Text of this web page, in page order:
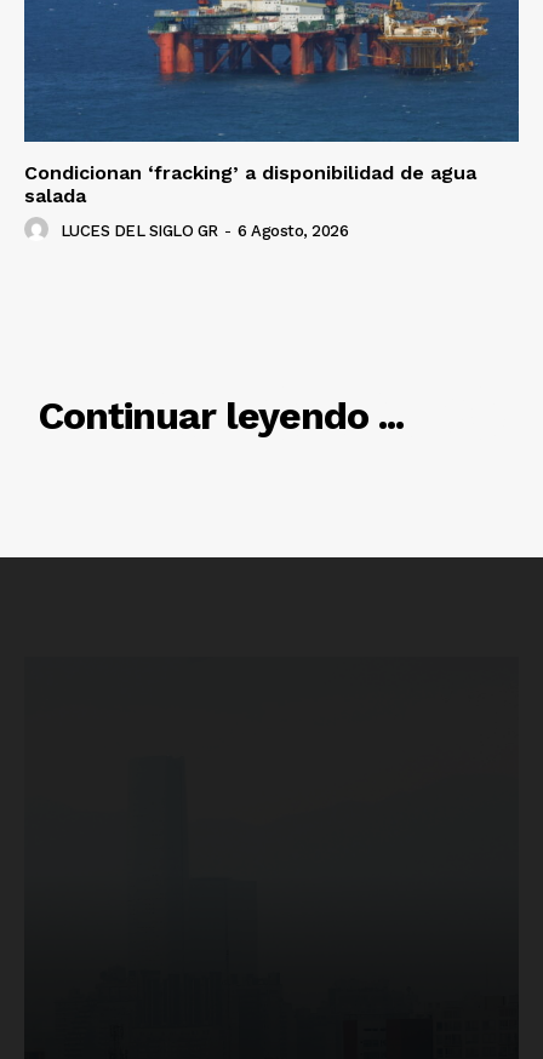
Empresa
Nosotros
Contacto
Condicionan ‘fracking’ a disponibilidad de agua
salada
LUCES DEL SIGLO GR - 6 Agosto, 2026
Continuar leyendo ...
RELACIONADO